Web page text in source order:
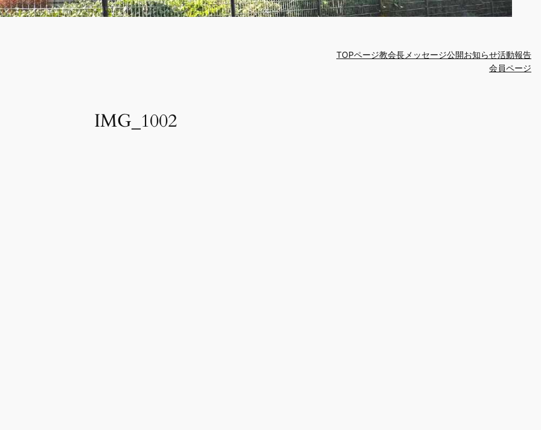
TOPページ教会長メッセージ公開お知らせ活動報告
会員ページ
IMG_1002